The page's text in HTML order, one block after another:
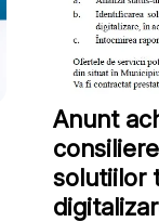
Anunt
solutiilor